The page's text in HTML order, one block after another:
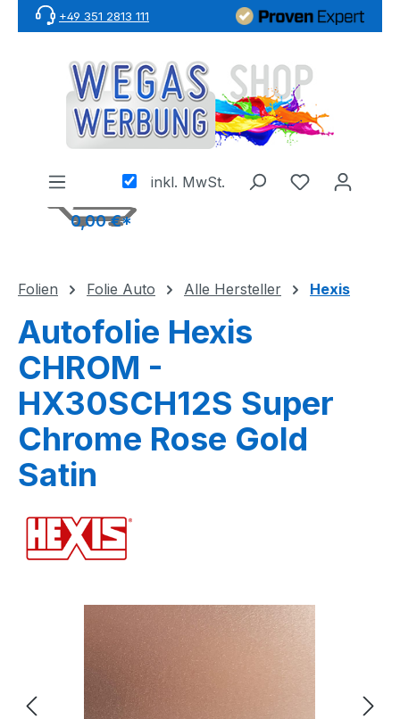
Zum Hauptinhalt springen
+49 351 2813 111
inkl. MwSt.
0,00 €*
Folien Folie Auto Alle Hersteller Hexis
Autofolie Hexis
CHROM -
HX30SCH12S Super
Chrome Rose Gold
Satin
Bildergalerie überspringen